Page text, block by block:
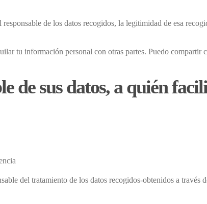
de los datos recogidos, la legitimidad de esa
tu información personal con otras partes. Puedo
de sus datos, a quién
del tratamiento de los datos recogidos-obtenidos a